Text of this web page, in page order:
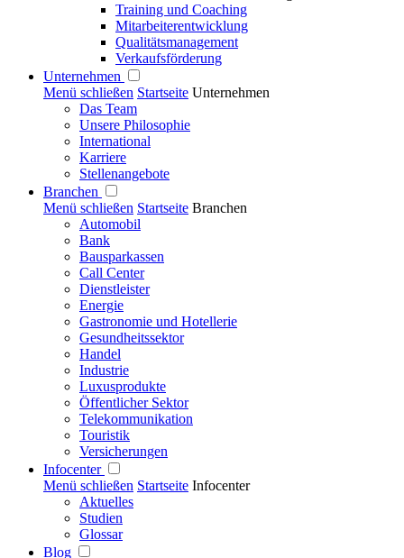
Training und Coaching
Mitarbeiterentwicklung
Qualitätsmanagement
Verkaufsförderung
Unternehmen
Menü schließen Startseite Unternehmen
Das Team
Unsere Philosophie
International
Karriere
Stellenangebote
Branchen
Menü schließen Startseite Branchen
Automobil
Bank
Bausparkassen
Call Center
Dienstleister
Energie
Gastronomie und Hotellerie
Gesundheitssektor
Handel
Industrie
Luxusprodukte
Öffentlicher Sektor
Telekommunikation
Touristik
Versicherungen
Infocenter
Menü schließen Startseite Infocenter
Aktuelles
Studien
Glossar
Blog